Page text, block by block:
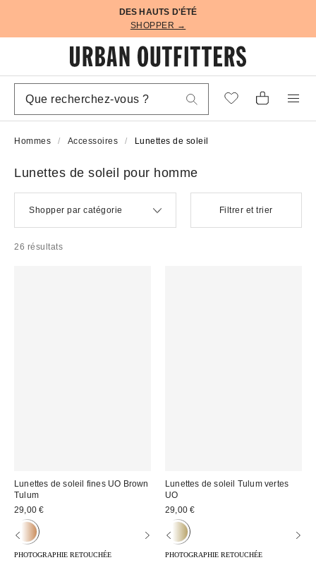
DES HAUTS D'ÉTÉ
SHOPPER →
Hommes Accessoires Lunettes de soleil
Lunettes de soleil pour homme
Shopper par catégorie Filtrer et trier
26 résultats
Lunettes de soleil fines UO Brown
Tulum
29,00 €
PHOTOGRAPHIE RETOUCHÉE
Lunettes de soleil Tulum vertes
UO
29,00 €
PHOTOGRAPHIE RETOUCHÉE